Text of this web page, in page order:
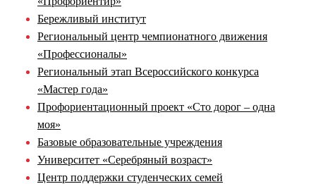
Бережливый институт
Региональный центр чемпионатного движения
«Профессионалы»
Региональный этап Всероссийского конкурса
«Мастер года»
Профориентационный проект «Сто дорог – одна
моя»
Базовые образовательные учреждения
Университет «Серебряный возраст»
Центр поддержки студенческих семей